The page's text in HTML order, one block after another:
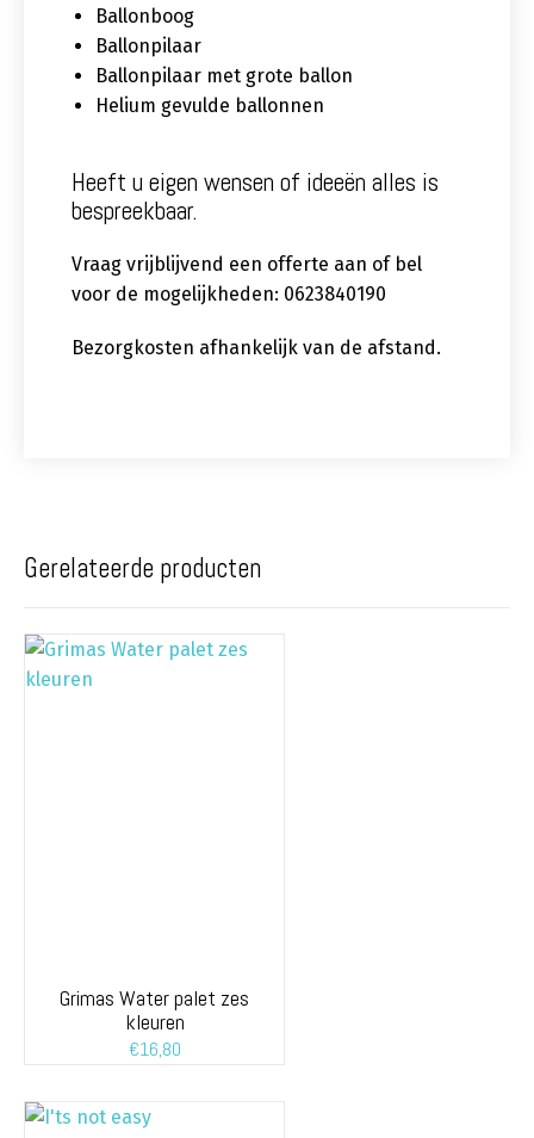
Ballonboog
Ballonpilaar
Ballonpilaar met grote ballon
Helium gevulde ballonnen
Heeft u eigen wensen of ideeën alles is
bespreekbaar.
Vraag vrijblijvend een offerte aan of bel
voor de mogelijkheden: 0623840190
Bezorgkosten afhankelijk van de afstand.
Gerelateerde producten
Grimas Water palet zes
kleuren
€16,80